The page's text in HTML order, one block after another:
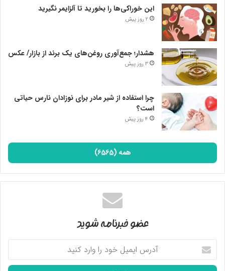
این خوراکی‌ها را بخورید تا آلزایمر نگیرید
2 روز پیش
هشدار؛ جمع‌آوری روغن‌های یک برند از بازار/ عکس
3 روز پیش
چرا استفاده از شیر مادر برای نوزادان نارس حیاتی
است؟
4 روز پیش
همه (6565)
عضو خبرنامه شوید
آدرس
ایمیل
خود